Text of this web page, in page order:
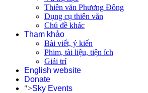
Thiên văn Phương Đông
Dụng cụ thiên văn
Chủ đề khác
Tham khảo
Bài viết, ý kiến
Phim, tài liệu, tiện ích
Giải trí
English website
Donate
">Sky Events